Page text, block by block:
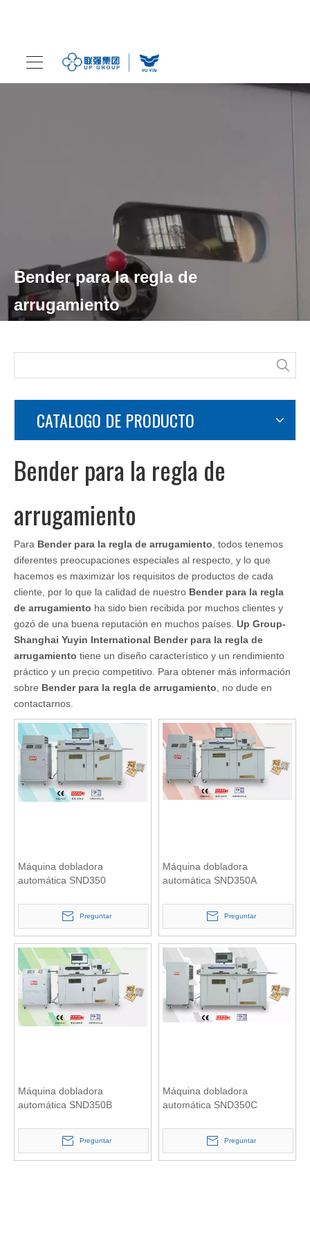
Bender para la regla de
arrugamiento
CATALOGO DE PRODUCTO
Bender para la regla de
arrugamiento
Para Bender para la regla de arrugamiento , todos tenemos
diferentes preocupaciones especiales al respecto, y lo que
hacemos es maximizar los requisitos de productos de cada
cliente, por lo que la calidad de nuestro Bender para la regla
de arrugamiento ha sido bien recibida por muchos clientes y
gozó de una buena reputación en muchos países. Up Group-
Shanghai Yuyin International Bender para la regla de
arrugamiento tiene un diseño característico y un rendimiento
práctico y un precio competitivo. Para obtener más información
sobre Bender para la regla de arrugamiento , no dude en
contactarnos.
Máquina dobladora
automática SND350
Preguntar
Máquina dobladora
automática SND350A
Preguntar
Máquina dobladora
automática SND350B
Preguntar
Máquina dobladora
automática SND350C
Preguntar